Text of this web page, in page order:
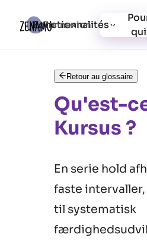
Fonctionnalités
qui
Connexion
Retour au glossaire
Qu'est-
Kursus ?
En serie hold
faste
til systematisk